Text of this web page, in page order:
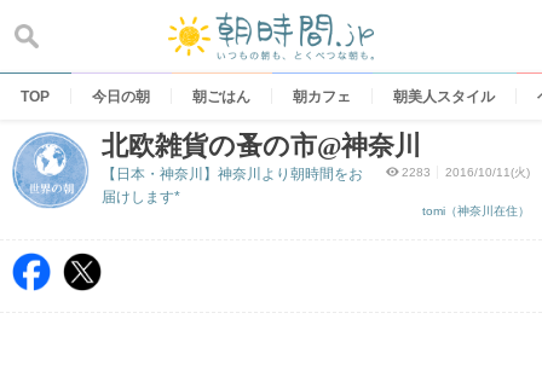
content
TOP 今日の朝 朝ごはん 朝カフェ 朝美人スタイル
北欧雑貨の蚤の市@神奈川
2283 2016/10/11(火)
tomi（神奈川在住）
【日本・神奈川】神奈川より朝時間をお
届けします*